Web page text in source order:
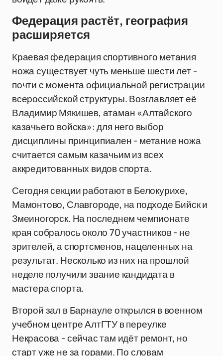
Федерация растёт, география
расширяется
Краевая федерация спортивного метания
ножа существует чуть меньше шести лет -
почти с момента официальной регистрации
всероссийской структуры. Возглавляет её
Владимир Мякишев, атаман «Алтайского
казачьего войска»: для него выбор
дисциплины принципиален - метание ножа
считается самым казачьим из всех
аккредитованных видов спорта.
Сегодня секции работают в Белокурихе,
Мамонтово, Славгороде, на подходе Бийск и
Змеиногорск. На последнем чемпионате
края собралось около 70 участников - не
зрителей, а спортсменов, нацеленных на
результат. Несколько из них на прошлой
неделе получили звание кандидата в
мастера спорта.
Второй зал в Барнауле открылся в военном
учебном центре АлтГТУ в переулке
Некрасова - сейчас там идёт ремонт, но
старт уже не за горами. По словам